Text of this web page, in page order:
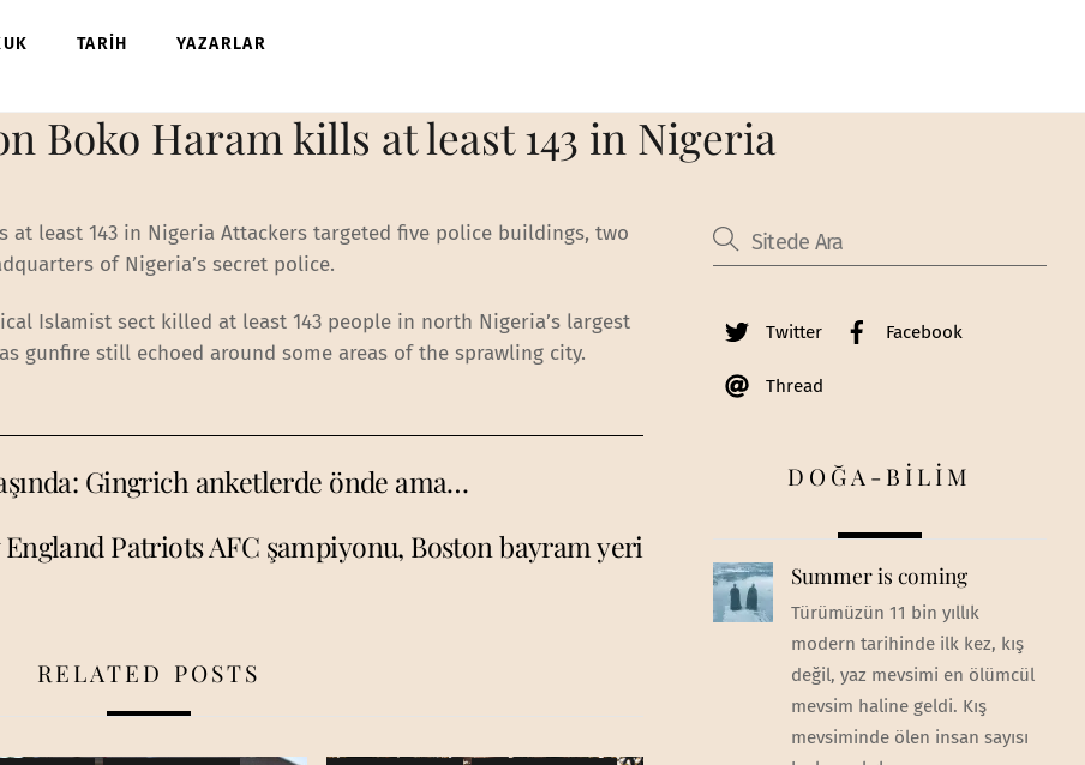
TARİH YAZARLAR
Boko Haram kills at least 143 in Nigeria‎
at least 143 in Nigeria Attackers targeted five police buildings, two
of Nigeria’s secret police.
Islamist sect killed at least 143 people in north Nigeria’s largest
gunfire still echoed around some areas of the sprawling city.
Gingrich anketlerde önde ama…
England Patriots AFC şampiyonu, Boston bayram yeri
RELATED POSTS
Twitter Facebook
Thread
DOĞA-BİLİM
Summer is coming
Türümüzün 11 bin yıllık
modern tarihinde ilk kez, kış
değil, yaz mevsimi en ölümcül
mevsim haline geldi. Kış
mevsiminde ölen insan sayısı